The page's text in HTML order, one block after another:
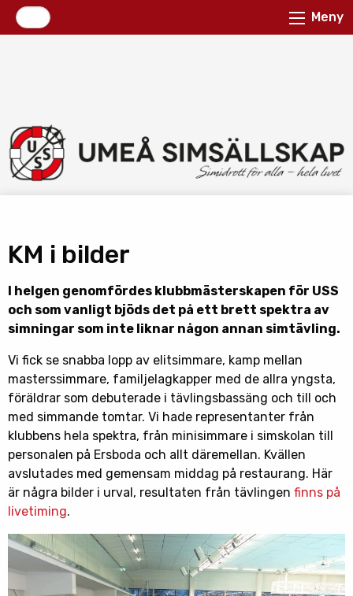
Meny
KM i bilder
I helgen genomfördes klubbmästerskapen för USS
och som vanligt bjöds det på ett brett spektra av
simningar som inte liknar någon annan simtävling.
Vi fick se snabba lopp av elitsimmare, kamp mellan
masterssimmare, familjelagkapper med de allra yngsta,
föräldrar som debuterade i tävlingsbassäng och till och
med simmande tomtar. Vi hade representanter från
klubbens hela spektra, från minisimmare i simskolan till
personalen på Ersboda och allt däremellan. Kvällen
avslutades med gemensam middag på restaurang. Här
är några bilder i urval, resultaten från tävlingen finns på
livetiming.